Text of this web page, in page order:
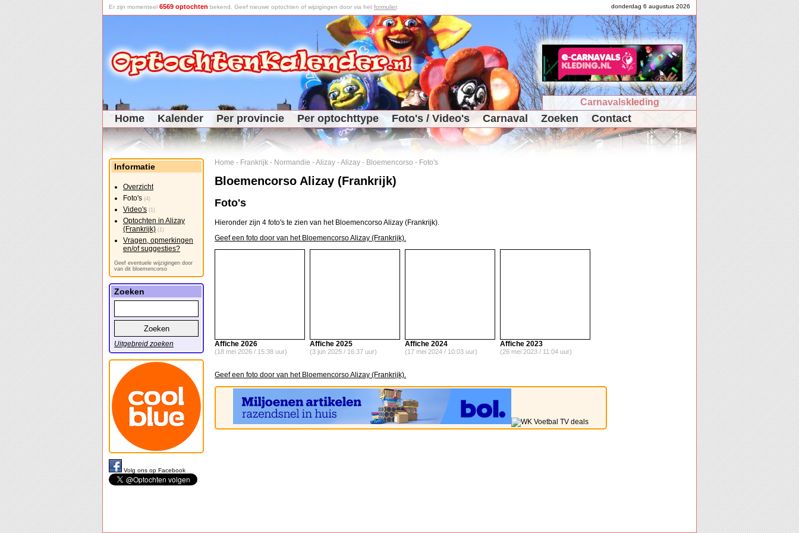
donderdag 6 augustus 2026
Er zijn momenteel 6569 optochten bekend. Geef nieuwe optochten of wijzigingen door via het formulier.
Carnavalskleding
Home Kalender Per provincie Per optochttype Foto's / Video's Carnaval Zoeken Contact
Home - Frankrijk - Normandie -Alizay -Alizay - Bloemencorso - Foto's
Bloemencorso Alizay (Frankrijk)
Foto's
Hieronder zijn 4 foto's te zien van het Bloemencorso Alizay (Frankrijk).
Geef een foto door van het Bloemencorso Alizay (Frankrijk).
Affiche 2026
(18 mei 2026 / 15:38 uur)
Affiche 2025
(3 jun 2025 / 16:37 uur)
Affiche 2024
(17 mei 2024 / 10:03 uur)
Affiche 2023
(26 mei 2023 / 11:04 uur)
Geef een foto door van het Bloemencorso Alizay (Frankrijk).
Informatie
Overzicht
Foto's (4)
Video's (1)
Optochten in Alizay
(Frankrijk) (1)
Vragen, opmerkingen
en/of suggesties?
Geef eventuele wijzigingen door
van dit bloemencorso
Zoeken
Uitgebreid zoeken
Volg ons op Facebook